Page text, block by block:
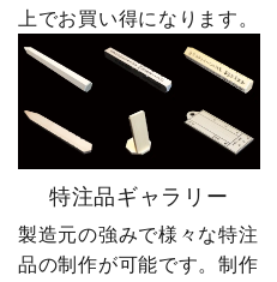
上でお買い得になります。
特注品ギャラリー
製造元の強みで様々な特注
品の制作が可能です。制作